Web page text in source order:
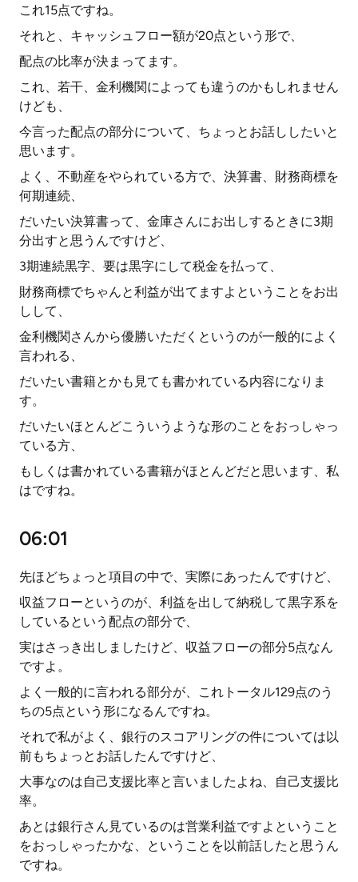
これ15点ですね。
それと、キャッシュフロー額が20点という形で、
配点の比率が決まってます。
これ、若干、金利機関によっても違うのかもしれません
けども、
今言った配点の部分について、ちょっとお話ししたいと
思います。
よく、不動産をやられている方で、決算書、財務商標を
何期連続、
だいたい決算書って、金庫さんにお出しするときに3期
分出すと思うんですけど、
3期連続黒字、要は黒字にして税金を払って、
財務商標でちゃんと利益が出てますよということをお出
しして、
金利機関さんから優勝いただくというのが一般的によく
言われる、
だいたい書籍とかも見ても書かれている内容になりま
す。
だいたいほとんどこういうような形のことをおっしゃっ
ている方、
もしくは書かれている書籍がほとんどだと思います、私
はですね。
06:01
先ほどちょっと項目の中で、実際にあったんですけど、
収益フローというのが、利益を出して納税して黒字系を
しているという配点の部分で、
実はさっき出しましたけど、収益フローの部分5点なん
ですよ。
よく一般的に言われる部分が、これトータル129点のう
ちの5点という形になるんですね。
それで私がよく、銀行のスコアリングの件については以
前もちょっとお話したんですけど、
大事なのは自己支援比率と言いましたよね、自己支援比
率。
あとは銀行さん見ているのは営業利益ですよということ
をおっしゃったかな、ということを以前話したと思うん
ですね。